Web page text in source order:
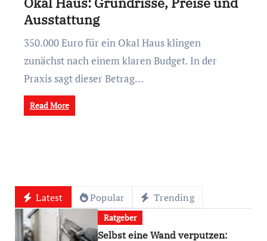
Ausstattung
350.000 Euro für ein Okal Haus klingen
zunächst nach einem klaren Budget. In der
Praxis sagt dieser Betrag…
Read More
Latest Popular Trending
Ratgeber
Selbst eine Wand verputzen: